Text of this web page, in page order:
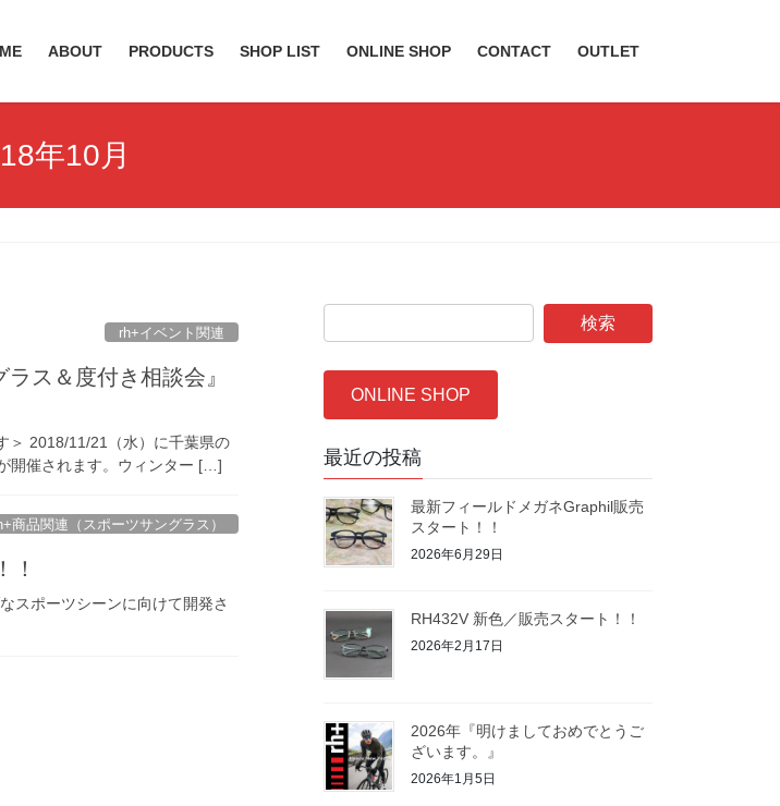
ABOUT PRODUCTS SHOP LIST ONLINE SHOP CONTACT OUTLET
年10月
rh+イベント関連
ス＆度付き相談会』
＞ 2018/11/21（水）に千葉県の
開催されます。ウィンター […]
商品関連（スポーツサングラス）
！
スポーツシーンに向けて開発さ
ONLINE SHOP
最近の投稿
最新フィールドメガネGraphil販売
スタート！！
2026年6月29日
RH432V 新色／販売スタート！！
2026年2月17日
2026年『明けましておめでとうご
ざいます。』
2026年1月5日